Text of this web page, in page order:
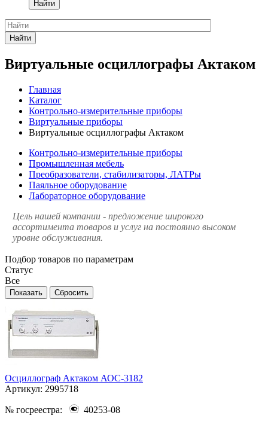
Найти
Найти
Виртуальные осциллографы Актаком
Главная
Каталог
Контрольно-измерительные приборы
Виртуальные приборы
Виртуальные осциллографы Актаком
Контрольно-измерительные приборы
Промышленная мебель
Преобразователи, стабилизаторы, ЛАТРы
Паяльное оборудование
Лабораторное оборудование
Цель нашей компании - предложение широкого
ассортимента товаров и услуг на постоянно высоком
уровне обслуживания.
Подбор товаров по параметрам
Статус
Все
Осциллограф Актаком АОС-3182
Артикул: 2995718
№ госреестра: 40253-08